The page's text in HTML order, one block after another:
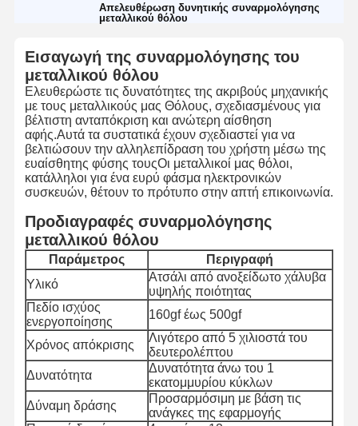
Απελευθέρωση δυνητικής συναρμολόγησης
μεταλλικού θόλου
Εισαγωγή της συναρμολόγησης του
μεταλλικού θόλου
Ελευθερώστε τις δυνατότητες της ακριβούς μηχανικής
με τους μεταλλικούς μας Θόλους, σχεδιασμένους για
βέλτιστη ανταπόκριση και ανώτερη αίσθηση
αφής.Αυτά τα συστατικά έχουν σχεδιαστεί για να
βελτιώσουν την αλληλεπίδραση του χρήστη μέσω της
ευαίσθητης φύσης τουςΟι μεταλλικοί μας θόλοι,
κατάλληλοι για ένα ευρύ φάσμα ηλεκτρονικών
συσκευών, θέτουν το πρότυπο στην απτή επικοινωνία.
Προδιαγραφές συναρμολόγησης
μεταλλικού θόλου
Παράμετρος
Περιγραφή
Υλικό
Ατσάλι από ανοξείδωτο χάλυβα
υψηλής ποιότητας
Πεδίο ισχύος
ενεργοποίησης
160gf έως 500gf
Χρόνος απόκρισης
Λιγότερο από 5 χιλιοστά του
δευτερολέπτου
Δυνατότητα
Δυνατότητα άνω του 1
εκατομμυρίου κύκλων
Δύναμη δράσης
Προσαρμόσιμη με βάση τις
ανάγκες της εφαρμογής